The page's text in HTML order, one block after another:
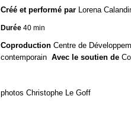
Créé et performé par Lorena
Durée 40 min
Coproduction Centre de
contemporain Avec le soutien de
photos Christophe Le Goff